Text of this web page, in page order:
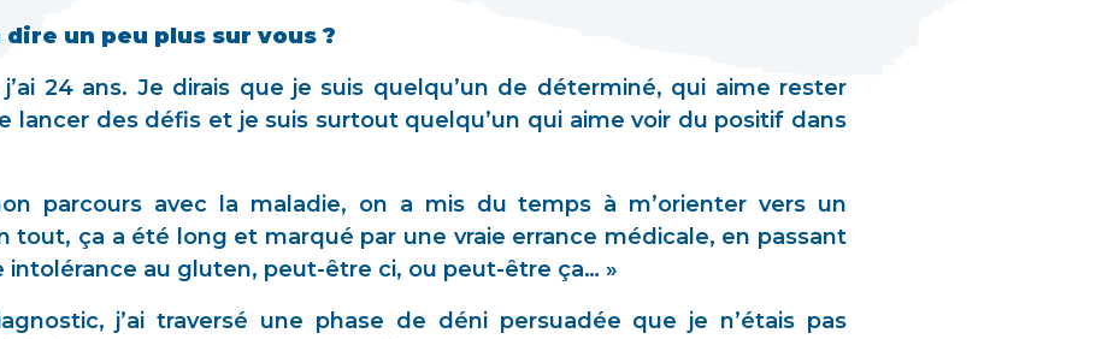
un peu plus sur vous ?
j’ai 24 ans. Je dirais que je suis quelqu’un de déterminé, qui aime rester
lancer des défis et je suis surtout quelqu’un qui aime voir du positif dans
parcours avec la maladie, on a mis du temps à m’orienter vers un
tout, ça a été long et marqué par une vraie errance médicale, en passant
intolérance au gluten, peut-être ci, ou peut-être ça… »
j’ai traversé une phase de déni persuadée que je n’étais pas